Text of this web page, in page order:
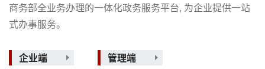
商务部全业务办理的一体化政务服务平台, 为企业提供一站
式办事服务。
企业端 管理端